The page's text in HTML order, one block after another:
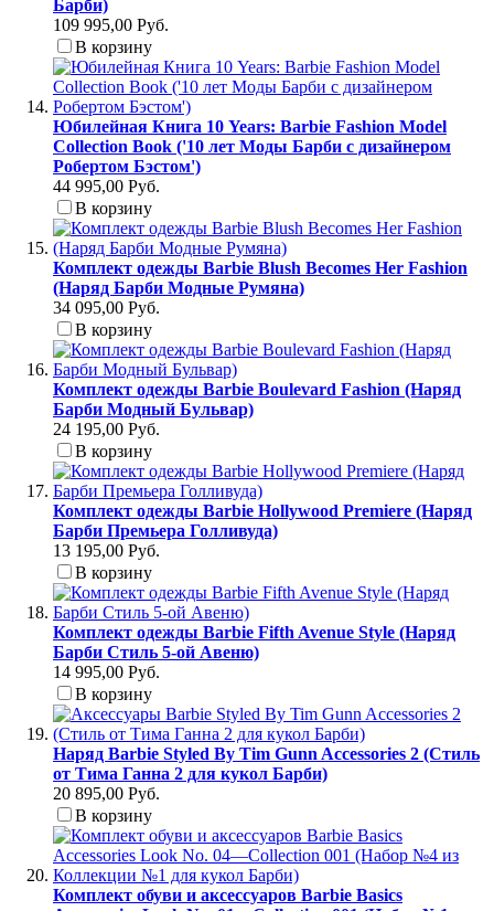
Барби)
109 995,00 Руб.
В корзину
Юбилейная Книга 10 Years: Barbie Fashion Model
Collection Book ('10 лет Моды Барби с дизайнером
Робертом Бэстом')
44 995,00 Руб.
В корзину
Комплект одежды Barbie Blush Becomes Her Fashion
(Наряд Барби Модные Румяна)
34 095,00 Руб.
В корзину
Комплект одежды Barbie Boulevard Fashion (Наряд
Барби Модный Бульвар)
24 195,00 Руб.
В корзину
Комплект одежды Barbie Hollywood Premiere (Наряд
Барби Премьера Голливуда)
13 195,00 Руб.
В корзину
Комплект одежды Barbie Fifth Avenue Style (Наряд
Барби Стиль 5-ой Авеню)
14 995,00 Руб.
В корзину
Наряд Barbie Styled By Tim Gunn Accessories 2 (Стиль
от Тима Ганна 2 для кукол Барби)
20 895,00 Руб.
В корзину
Комплект обуви и аксессуаров Barbie Basics